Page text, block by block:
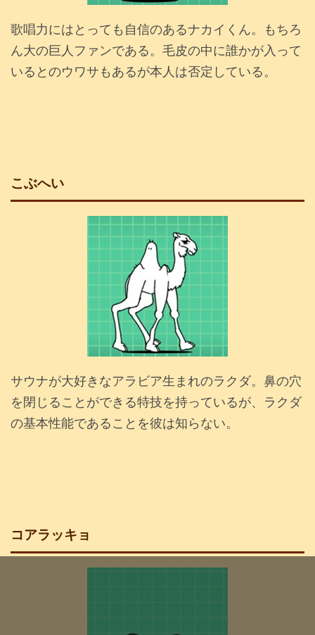
歌唱力にはとっても自信のあるナカイくん。もちろ
ん大の巨人ファンである。毛皮の中に誰かが入って
いるとのウワサもあるが本人は否定している。
こぶへい
サウナが大好きなアラビア生まれのラクダ。鼻の穴
を閉じることができる特技を持っているが、ラクダ
の基本性能であることを彼は知らない。
コアラッキョ